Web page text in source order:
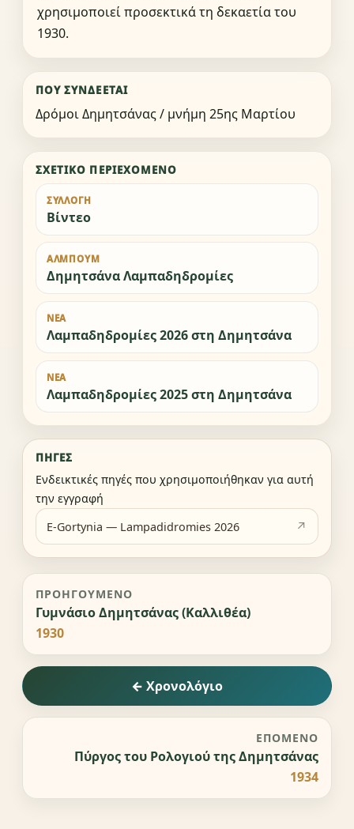
χρησιμοποιεί προσεκτικά τη δεκαετία του
1930.
ΠΟΎ ΣΥΝΔΈΕΤΑΙ
Δρόμοι Δημητσάνας / μνήμη 25ης Μαρτίου
ΣΧΕΤΙΚΌ ΠΕΡΙΕΧΌΜΕΝΟ
ΣΥΛΛΟΓΉ
Βίντεο
ΆΛΜΠΟΥΜ
Δημητσάνα Λαμπαδηδρομίες
ΝΈΑ
Λαμπαδηδρομίες 2026 στη Δημητσάνα
ΝΈΑ
Λαμπαδηδρομίες 2025 στη Δημητσάνα
ΠΗΓΈΣ
Ενδεικτικές πηγές που χρησιμοποιήθηκαν για αυτή
την εγγραφή
E-Gortynia — Lampadidromies 2026
ΠΡΟΗΓΟΎΜΕΝΟ
Γυμνάσιο Δημητσάνας (Καλλιθέα)
1930
← Χρονολόγιο
ΕΠΌΜΕΝΟ
Πύργος του Ρολογιού της Δημητσάνας
1934